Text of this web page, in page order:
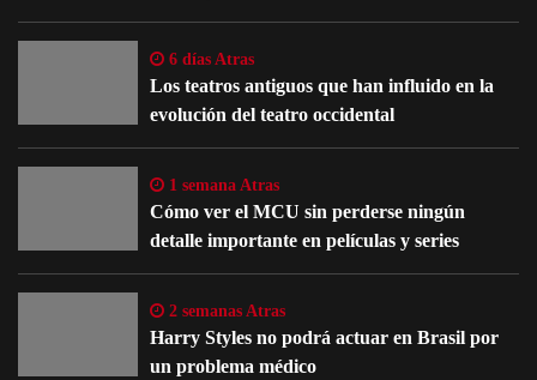
6 días Atras
Los teatros antiguos que han influido en la
evolución del teatro occidental
1 semana Atras
Cómo ver el MCU sin perderse ningún
detalle importante en películas y series
2 semanas Atras
Harry Styles no podrá actuar en Brasil por
un problema médico